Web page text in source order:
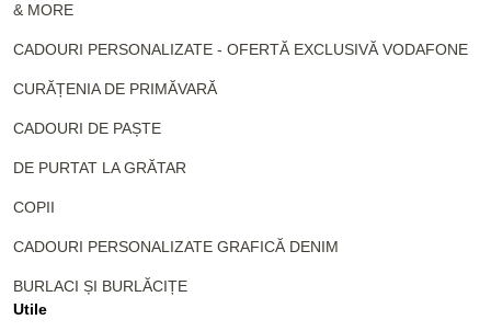
& MORE
CADOURI PERSONALIZATE - OFERTĂ EXCLUSIVĂ VODAFONE
CURĂȚENIA DE PRIMĂVARĂ
CADOURI DE PAȘTE
DE PURTAT LA GRĂTAR
COPII
CADOURI PERSONALIZATE GRAFICĂ DENIM
BURLACI ȘI BURLĂCIȚE
Utile